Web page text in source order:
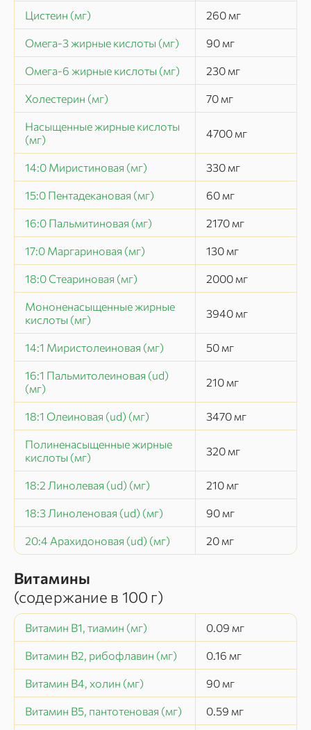
Цистеин (мг) 260 мг
Омега-3 жирные кислоты (мг) 90 мг
Омега-6 жирные кислоты (мг) 230 мг
Холестерин (мг) 70 мг
Насыщенные жирные кислоты
(мг)
4700 мг
14:0 Миристиновая (мг) 330 мг
15:0 Пентадекановая (мг) 60 мг
16:0 Пальмитиновая (мг) 2170 мг
17:0 Маргариновая (мг) 130 мг
18:0 Стеариновая (мг) 2000 мг
Мононенасыщенные жирные
кислоты (мг)
3940 мг
14:1 Миристолеиновая (мг) 50 мг
16:1 Пальмитолеиновая (ud)
(мг)
210 мг
18:1 Олеиновая (ud) (мг) 3470 мг
Полиненасыщенные жирные
кислоты (мг)
320 мг
18:2 Линолевая (ud) (мг) 210 мг
18:3 Линоленовая (ud) (мг) 90 мг
20:4 Арахидоновая (ud) (мг) 20 мг
Витамины
(содержание в 100 г)
Витамин В1, тиамин (мг) 0.09 мг
Витамин В2, рибофлавин (мг) 0.16 мг
Витамин В4, холин (мг) 90 мг
Витамин В5, пантотеновая (мг) 0.59 мг